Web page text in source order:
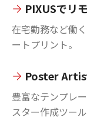
PIXUSでリ
在宅勤務など働
ートプリント。
Poster
豊富なテンプレ
スター作成ツール